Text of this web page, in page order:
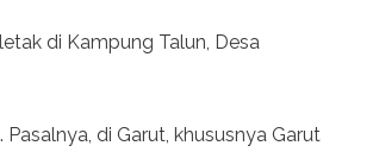
di Kampung Talun, Desa
di Garut, khususnya Garut